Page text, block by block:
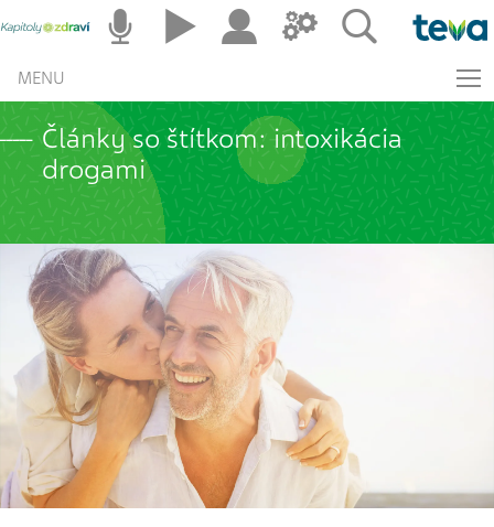
MENU
Články so štítkom: intoxikácia
drogami